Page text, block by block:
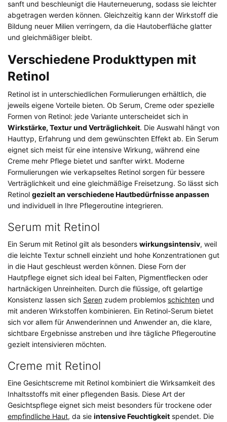
sanft und beschleunigt die Hauterneuerung, sodass sie leichter
abgetragen werden können. Gleichzeitig kann der Wirkstoff die
Bildung neuer Milien verringern, da die Hautoberfläche glatter
und gleichmäßiger bleibt.
Verschiedene Produkttypen mit
Retinol
Retinol ist in unterschiedlichen Formulierungen erhältlich, die
jeweils eigene Vorteile bieten. Ob Serum, Creme oder spezielle
Formen von Retinol: jede Variante unterscheidet sich in
Wirkstärke, Textur und Verträglichkeit. Die Auswahl hängt von
Hauttyp, Erfahrung und dem gewünschten Effekt ab. Ein Serum
eignet sich meist für eine intensive Wirkung, während eine
Creme mehr Pflege bietet und sanfter wirkt. Moderne
Formulierungen wie verkapseltes Retinol sorgen für bessere
Verträglichkeit und eine gleichmäßige Freisetzung. So lässt sich
Retinol gezielt an verschiedene Hautbedürfnisse anpassen
und individuell in Ihre Pflegeroutine integrieren.
Serum mit Retinol
Ein Serum mit Retinol gilt als besonders wirkungsintensiv, weil
die leichte Textur schnell einzieht und hohe Konzentrationen gut
in die Haut geschleust werden können. Diese Forn der
Hautpflege eignet sich ideal bei Falten, Pigmentflecken oder
hartnäckigen Unreinheiten. Durch die flüssige, oft gelartige
Konsistenz lassen sich Seren zudem problemlos schichten und
mit anderen Wirkstoffen kombinieren. Ein Retinol-Serum bietet
sich vor allem für Anwenderinnen und Anwender an, die klare,
sichtbare Ergebnisse anstreben und ihre tägliche Pflegeroutine
gezielt intensivieren möchten.
Creme mit Retinol
Eine Gesichtscreme mit Retinol kombiniert die Wirksamkeit des
Inhaltsstoffs mit einer pflegenden Basis. Diese Art der
Gesichtspflege eignet sich meist besonders für trockene oder
empfindliche Haut, da sie intensive Feuchtigkeit spendet. Die